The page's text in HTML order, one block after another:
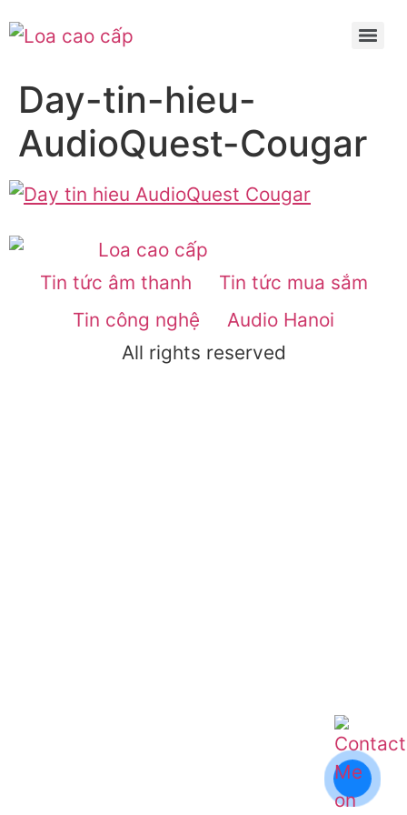
Day-tin-hieu-
AudioQuest-Cougar
Tin tức âm thanh
Tin tức mua sắm
Tin công nghệ
Audio Hanoi
All rights reserved